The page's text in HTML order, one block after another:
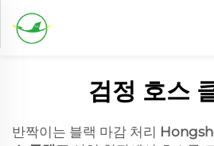
검정 호스
반짝이는 블랙 마감 처리